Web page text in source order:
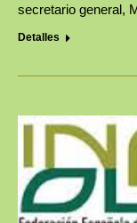
secretario general,
Detalles